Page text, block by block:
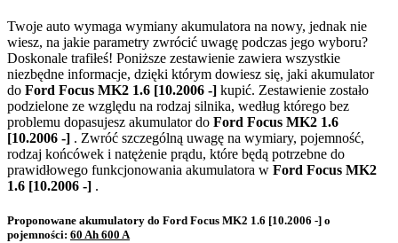
Twoje auto wymaga wymiany akumulatora na nowy, jednak nie
wiesz, na jakie parametry zwrócić uwagę podczas jego wyboru?
Doskonale trafiłeś! Poniższe zestawienie zawiera wszystkie
niezbędne informacje, dzięki którym dowiesz się, jaki akumulator
do Ford Focus MK2 1.6 [10.2006 -] kupić. Zestawienie zostało
podzielone ze względu na rodzaj silnika, według którego bez
problemu dopasujesz akumulator do Ford Focus MK2 1.6
[10.2006 -] . Zwróć szczególną uwagę na wymiary, pojemność,
rodzaj końcówek i natężenie prądu, które będą potrzebne do
prawidłowego funkcjonowania akumulatora w Ford Focus MK2
1.6 [10.2006 -] .
Proponowane akumulatory do Ford Focus MK2 1.6 [10.2006 -] o
pojemności: 60 Ah 600 A